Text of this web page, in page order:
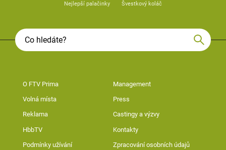
Nejlepší palačinky Švestkový koláč
O FTV Prima Management
Volná místa Press
Reklama Castingy a výzvy
HbbTV Kontakty
Podmínky užívání Zpracování osobních údajů